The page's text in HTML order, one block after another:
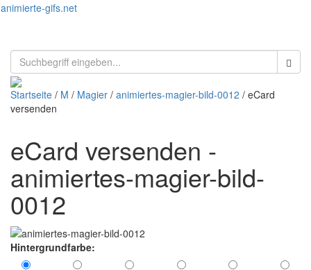
animierte-gifs.net
Startseite / M / Magier / animiertes-magier-bild-0012 / eCard
versenden
eCard versenden -
animiertes-magier-bild-
0012
Hintergrundfarbe: